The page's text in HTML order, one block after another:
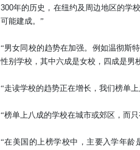
300年的历史，在纽约及周边地区的学
可能建成。 ”
“男女同校的趋势在加强。例如温彻斯
性别学校，其中六成是女校，四成是男
“走读学校的趋势正在增长，我们榜单
“榜单上八成的学校在城市或郊区，而
“在美国的上榜学校中，主要入学年龄